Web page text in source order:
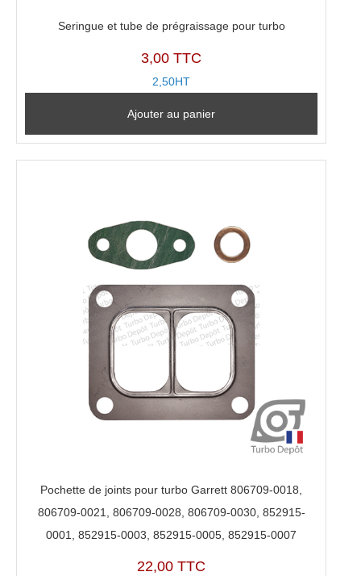
Seringue et tube de prégraissage pour turbo
3,00 TTC
2,50HT
Ajouter au panier
Pochette de joints pour turbo Garrett 806709-0018,
806709-0021, 806709-0028, 806709-0030, 852915-
0001, 852915-0003, 852915-0005, 852915-0007
22,00 TTC